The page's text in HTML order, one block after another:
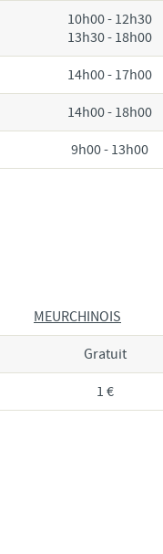
10h00 - 12h30
13h30 - 18h00
14h00 - 17h00
14h00 - 18h00
9h00 - 13h00
MEURCHINOIS
Gratuit
1 €